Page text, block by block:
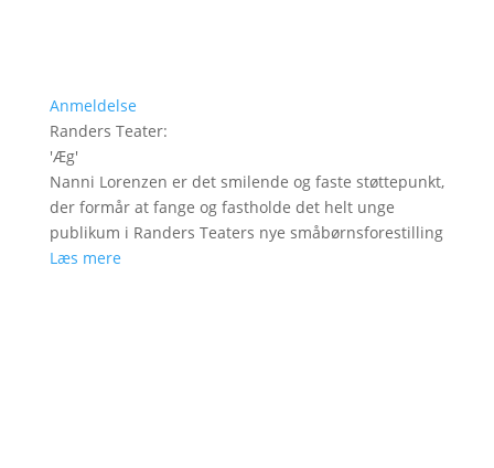
Anmeldelse
Randers Teater:
'Æg'
Nanni Lorenzen er det smilende og faste støttepunkt,
der formår at fange og fastholde det helt unge
publikum i Randers Teaters nye småbørnsforestilling
Læs mere